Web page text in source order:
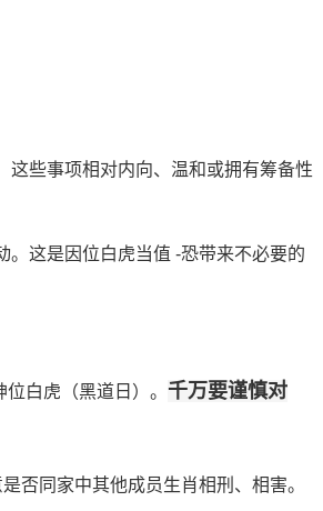
这些事项相对内向、温和或拥有筹备性
。这是因位白虎当值 -恐带来不必要的
白虎（黑道日）。 千万要谨慎对
否同家中其他成员生肖相刑、相害。